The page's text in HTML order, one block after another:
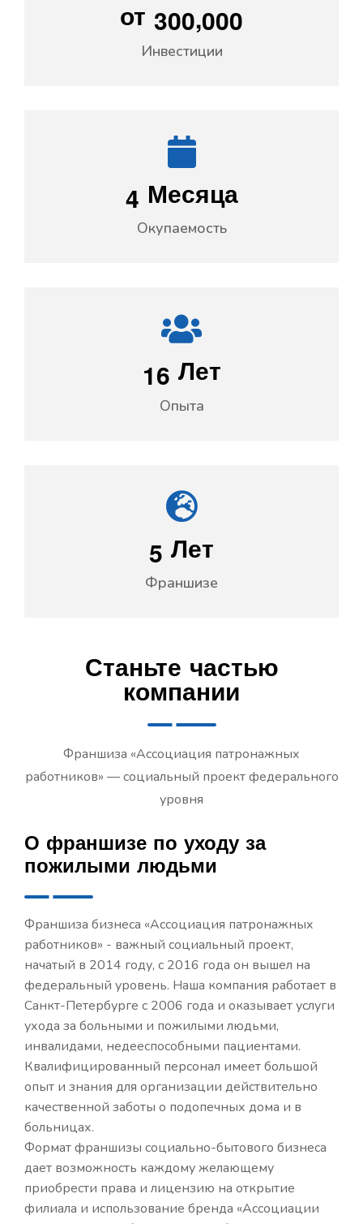
от 300,000
Инвестиции
4 Месяца
Окупаемость
16 Лет
Опыта
5 Лет
Франшизе
Станьте частью
компании
Франшиза «Ассоциация патронажных
работников» — социальный проект федерального
уровня
О франшизе по уходу за
пожилыми людьми
Франшиза бизнеса «Ассоциация патронажных
работников» - важный социальный проект,
начатый в 2014 году, с 2016 года он вышел на
федеральный уровень. Наша компания работает в
Санкт-Петербурге с 2006 года и оказывает услуги
ухода за больными и пожилыми людьми,
инвалидами, недееспособными пациентами.
Квалифицированный персонал имеет большой
опыт и знания для организации действительно
качественной заботы о подопечных дома и в
больницах.
Формат франшизы социально-бытового бизнеса
дает возможность каждому желающему
приобрести права и лицензию на открытие
филиала и использование бренда «Ассоциации